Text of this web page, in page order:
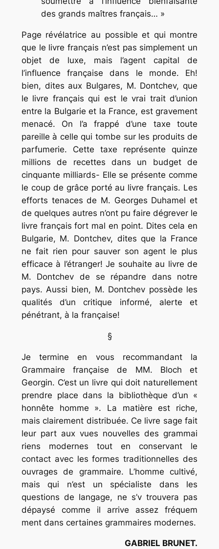
des grands maîtres français… »
Page révélatrice au possible et qui montre
que le livre français n’est pas simplement un
objet de luxe, mais l’agent capital de
l’influence française dans le monde. Eh!
bien, dites aux Bulgares, M. Dontchev, que
le livre français qui est le vrai trait d’union
entre la Bulgarie et la France, est gravement
menacé. On l’a frappé d’une taxe toute
pareille à celle qui tombe sur les produits de
parfumerie. Cette taxe représente quinze
millions de recettes dans un budget de
cinquante milliards- Elle se présente comme
le coup de grâce porté au livre français. Les
efforts tenaces de M. Georges Duhamel et
de quelques autres n’ont pu faire dégrever le
livre français fort mal en point. Dites cela en
Bulgarie, M. Dontchev, dites que la France
ne fait rien pour sauver son agent le plus
efficace à l’étranger! Je souhaite au livre de
M. Dontchev de se répandre dans notre
pays. Aussi bien, M. Dontchev possède les
qualités d’un critique informé, alerte et
pénétrant, à la française!
§
Je termine en vous recommandant la
Grammaire française de MM. Bloch et
Georgin. C’est un livre qui doit naturellement
prendre place dans la bibliothèque d’un «
honnête homme ». La matière est riche,
mais clairement distribuée. Ce livre sage fait
leur part aux vues nouvelles des grammai
riens modernes tout en conservant le
contact avec les formes traditionnelles des
ouvrages de grammaire. L’homme cultivé,
mais qui n’est un spécialiste dans les
questions de langage, ne s’v trouvera pas
dépaysé comme il arrive assez fréquem
ment dans certaines grammaires modernes.
GABRIEL BRUNET.